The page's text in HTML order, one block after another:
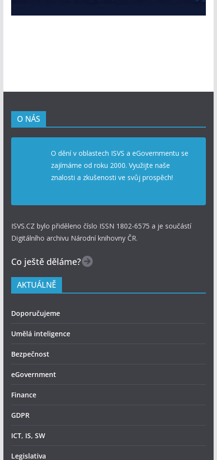
O NÁS
O dění v oblastech ISVS a eGovernmentu se
zajímáme od roku 2000. Využijte naše
znalosti a zkušenosti ve svůj prospěch!
ISVS.CZ bylo přiděleno číslo ISSN 1802-6575 a je součástí
Digitálního archivu Národní knihovny ČR.
Co ještě děláme?
AKTUÁLNĚ
Doporučujeme
Umělá inteligence
Bezpečnost
eGovernment
Finance
GDPR
ICT, IS, SW
Legislativa